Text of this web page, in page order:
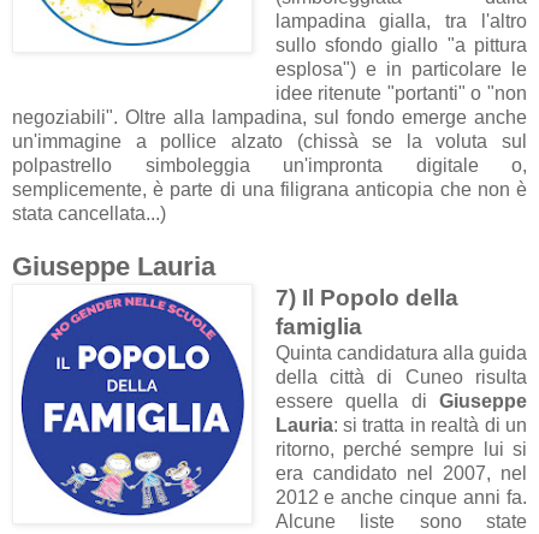
lampadina gialla, tra l'altro
sullo sfondo giallo "a pittura
esplosa") e in particolare le
idee ritenute "portanti" o "non
negoziabili". Oltre alla lampadina, sul fondo emerge anche
un'immagine a pollice alzato (chissà se la voluta sul
polpastrello simboleggia un'impronta digitale o,
semplicemente, è parte di una filigrana anticopia che non è
stata cancellata...)
Giuseppe Lauria
7) Il Popolo della
famiglia
Quinta candidatura alla guida
della città di Cuneo risulta
essere quella di Giuseppe
Lauria: si tratta in realtà di un
ritorno, perché sempre lui si
era candidato nel 2007, nel
2012 e anche cinque anni fa.
Alcune liste sono state